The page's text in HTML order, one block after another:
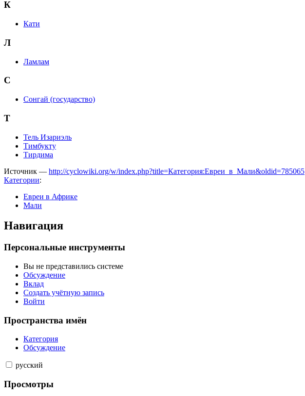
К
Кати
Л
Ламлам
С
Сонгай (государство)
Т
Тель Изариэль
Тимбукту
Тирдима
Источник — http://cyclowiki.org/w/index.php?title=Категория:Евреи_в_Мали&oldid=785065
Категории:
Евреи в Африке
Мали
Навигация
Персональные инструменты
Вы не представились системе
Обсуждение
Вклад
Создать учётную запись
Войти
Пространства имён
Категория
Обсуждение
русский
Просмотры